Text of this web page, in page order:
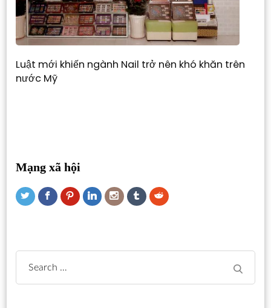
Luật mới khiến ngành Nail trở nên khó khăn trên
nước Mỹ
Mạng xã hội
Search
for: